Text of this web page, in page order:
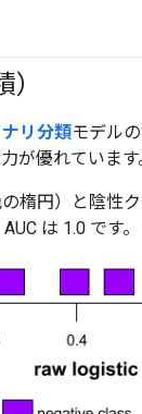
リ分類モデル
が優れています
楕円）と陰性
は 1.0 です。